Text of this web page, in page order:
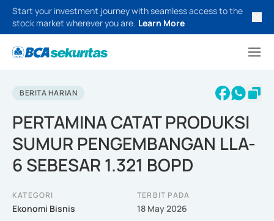
Start your investment journey with seamless access to the
stock market wherever you are. Learn More
BERITA HARIAN
PERTAMINA CATAT PRODUKSI
SUMUR PENGEMBANGAN LLA-
6 SEBESAR 1.321 BOPD
KATEGORI
Ekonomi Bisnis
TERBIT PADA
18 May 2026